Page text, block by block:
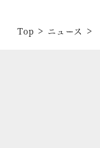
Top > ニュース >